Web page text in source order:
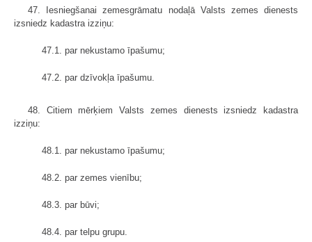
47. Iesniegšanai zemesgrāmatu nodaļā Valsts zemes dienests
izsniedz kadastra izziņu:
47.1. par nekustamo īpašumu;
47.2. par dzīvokļa īpašumu.
48. Citiem mērķiem Valsts zemes dienests izsniedz kadastra
izziņu:
48.1. par nekustamo īpašumu;
48.2. par zemes vienību;
48.3. par būvi;
48.4. par telpu grupu.